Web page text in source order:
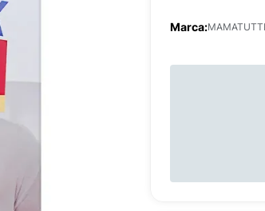
Marca:MAMATUTTI